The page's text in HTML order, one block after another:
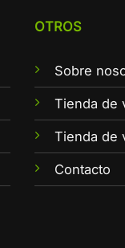
OTROS
Sobre
Tienda de
Tienda de
Contacto